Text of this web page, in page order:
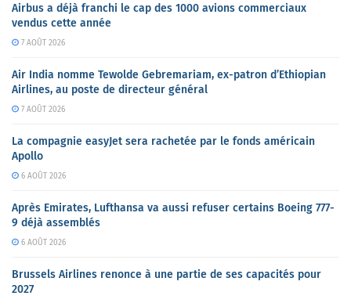
Airbus a déjà franchi le cap des 1000 avions commerciaux
vendus cette année
7 AOÛT 2026
Air India nomme Tewolde Gebremariam, ex-patron d’Ethiopian
Airlines, au poste de directeur général
7 AOÛT 2026
La compagnie easyJet sera rachetée par le fonds américain
Apollo
6 AOÛT 2026
Après Emirates, Lufthansa va aussi refuser certains Boeing 777-
9 déjà assemblés
6 AOÛT 2026
Brussels Airlines renonce à une partie de ses capacités pour
2027